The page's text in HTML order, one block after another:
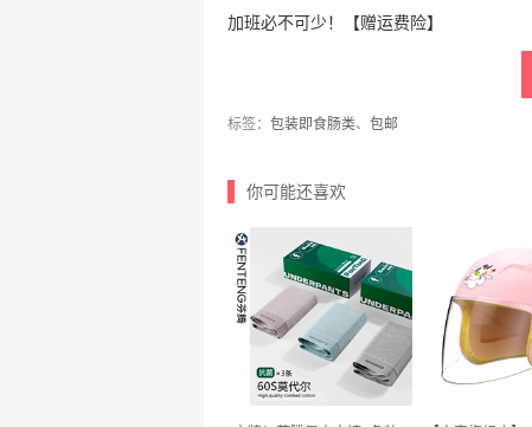
加班必不可少！【赠运费险】
标签： 包装即食肠类、 包邮
你可能还喜欢